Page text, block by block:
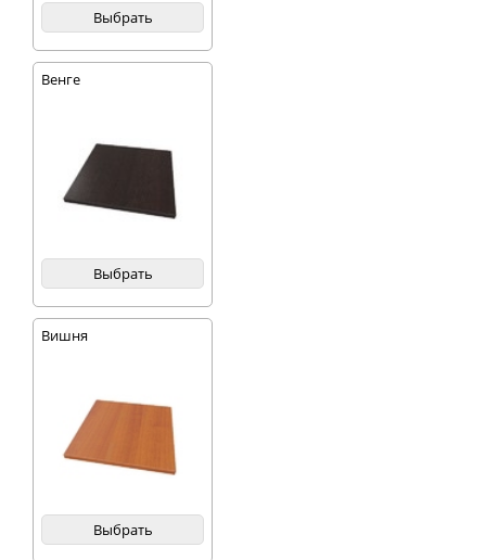
Выбрать
Венге
Выбрать
Вишня
Выбрать